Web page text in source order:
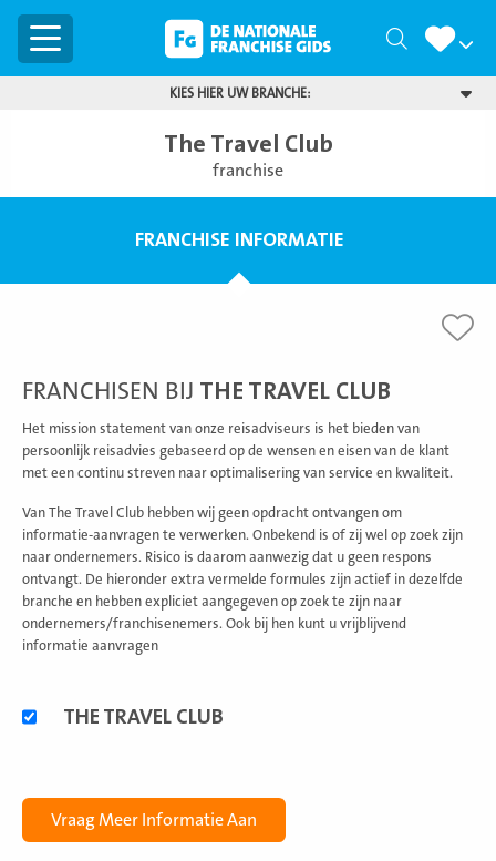
Menu Zoeken
KIES HIER UW BRANCHE:
The Travel Club
franchise
FRANCHISE INFORMATIE
FRANCHISEN BIJ THE TRAVEL CLUB
Het mission statement van onze reisadviseurs is het bieden van
persoonlijk reisadvies gebaseerd op de wensen en eisen van de klant
met een continu streven naar optimalisering van service en kwaliteit.
Van The Travel Club hebben wij geen opdracht ontvangen om
informatie-aanvragen te verwerken. Onbekend is of zij wel op zoek zijn
naar ondernemers. Risico is daarom aanwezig dat u geen respons
ontvangt. De hieronder extra vermelde formules zijn actief in dezelfde
branche en hebben expliciet aangegeven op zoek te zijn naar
ondernemers/franchisenemers. Ook bij hen kunt u vrijblijvend
informatie aanvragen
formulesTHE TRAVEL CLUB